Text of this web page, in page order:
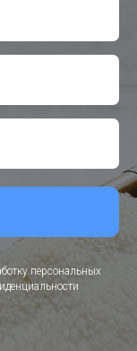
персональных